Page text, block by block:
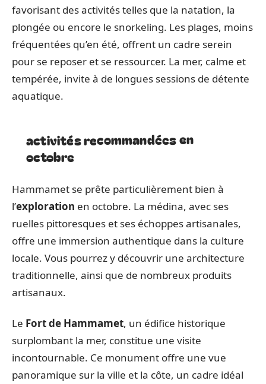
favorisant des activités telles que la natation, la
plongée ou encore le snorkeling. Les plages, moins
fréquentées qu’en été, offrent un cadre serein
pour se reposer et se ressourcer. La mer, calme et
tempérée, invite à de longues sessions de détente
aquatique.
activités recommandées en
octobre
Hammamet se prête particulièrement bien à
l’exploration en octobre. La médina, avec ses
ruelles pittoresques et ses échoppes artisanales,
offre une immersion authentique dans la culture
locale. Vous pourrez y découvrir une architecture
traditionnelle, ainsi que de nombreux produits
artisanaux.
Le Fort de Hammamet, un édifice historique
surplombant la mer, constitue une visite
incontournable. Ce monument offre une vue
panoramique sur la ville et la côte, un cadre idéal